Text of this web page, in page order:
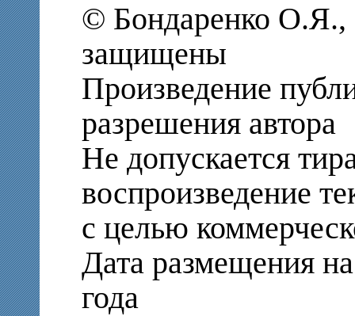
© Бондаренко О.Я.,
защищены
Произведение
разрешения автора
Не допускается
воспроизведение
с целью
Дата размещения
года